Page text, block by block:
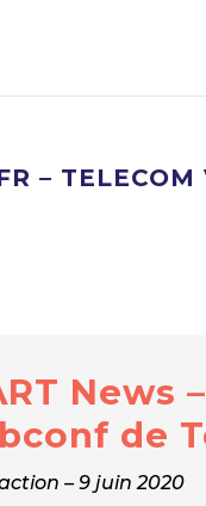
– TELECOM
News
de
– 9 juin 2020